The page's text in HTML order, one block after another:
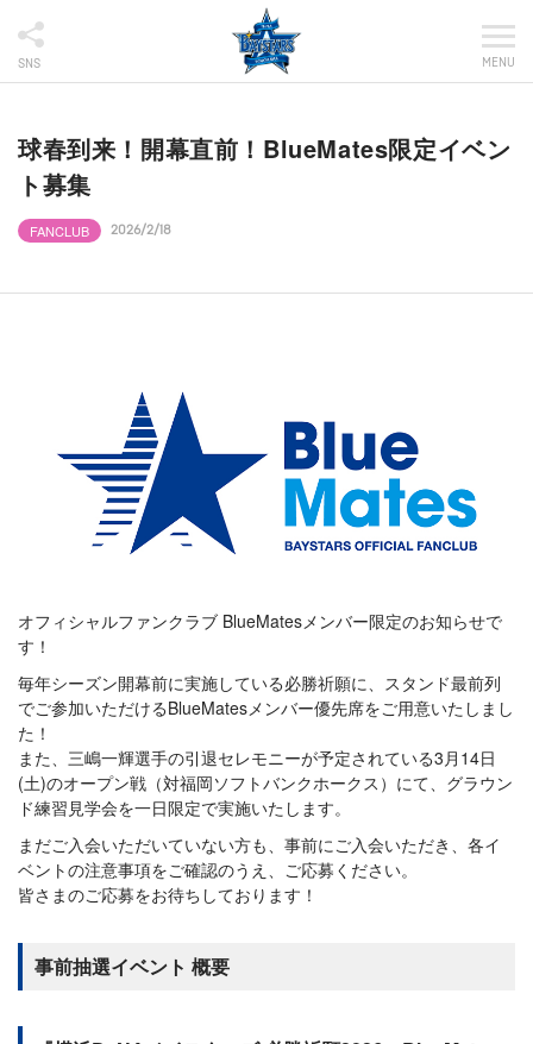
SNS MENU
球春到来！開幕直前！BlueMates限定イベン
ト募集
FANCLUB 2026/2/18
オフィシャルファンクラブ BlueMatesメンバー限定のお知らせで
す！
毎年シーズン開幕前に実施している必勝祈願に、スタンド最前列
でご参加いただけるBlueMatesメンバー優先席をご用意いたしまし
た！
また、三嶋一輝選手の引退セレモニーが予定されている3月14日
(土)のオープン戦（対福岡ソフトバンクホークス）にて、グラウン
ド練習見学会を一日限定で実施いたします。
まだご入会いただいていない方も、事前にご入会いただき、各イ
ベントの注意事項をご確認のうえ、ご応募ください。
皆さまのご応募をお待ちしております！
事前抽選イベント 概要